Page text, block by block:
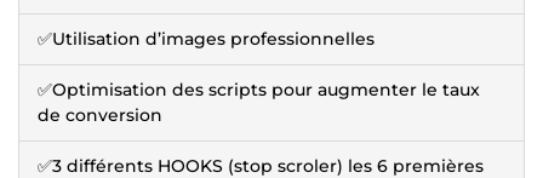
✅Utilisation d’images professionnelles
✅Optimisation des scripts pour augmenter le taux
de conversion
✅3 différents HOOKS (stop scroler) les 6 premières